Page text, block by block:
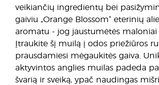
veikiančių ingredientų bei
gaiviu „Orange Blossom“ eterinių
aromatu - jog jaustumėtės maloniai
Įtraukite šį muilą į odos priežiūros
prausdamiesi mėgaukitės gaiva.
aktyvintos anglies muilas padeda
švarią ir sveiką, ypač naudingas